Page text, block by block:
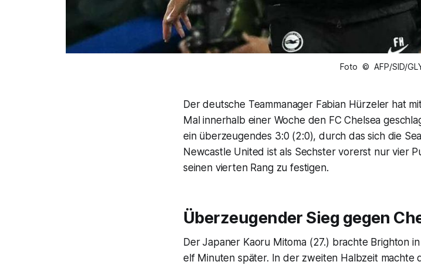
Foto © AFP/SID/
Der deutsche Teammanager Fabian Hürzeler hat
Mal innerhalb einer Woche den FC Chelsea
ein überzeugendes 3:0 (2:0), durch das sich die
Newcastle United ist als Sechster vorerst nur vier
seinen vierten Rang zu festigen.
Überzeugender Sieg gegen
Der Japaner Kaoru Mitoma (27.) brachte Brighton
elf Minuten später. In der zweiten Halbzeit machte